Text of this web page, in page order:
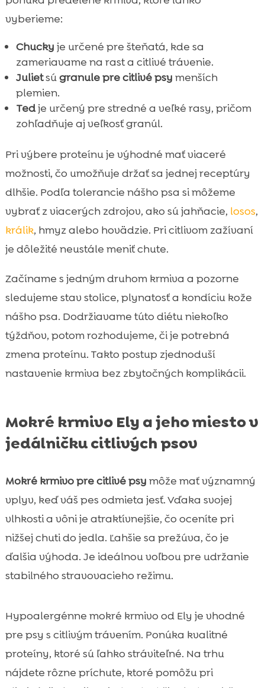
vyberieme:
Chucky je určené pre šteňatá, kde sa
zameriavame na rast a citlivé trávenie.
Julietsúgranule pre citlivé psy menších
plemien.
Tedje určený pre stredné a veľké rasy, pričom
zohľadňuje aj veľkosť granúl.
Pri výbere proteínu je výhodné mať viaceré
možnosti, čo umožňuje držať sa jednej receptúry
dlhšie. Podľa tolerancie nášho psa si môžeme
vybrať z viacerých zdrojov, ako sú jahňacie, losos,
králik, hmyz alebo hovädzie. Pri citlivom zažívaní
je dôležité neustále meniť chute.
Začíname s jedným druhom krmiva a pozorne
sledujeme stav stolice, plynatosť a kondíciu kože
nášho psa. Dodržiavame túto diétu niekoľko
týždňov, potom rozhodujeme, či je potrebná
zmena proteínu. Takto postup zjednoduší
nastavenie krmiva bez zbytočných komplikácii.
Mokré krmivo Ely a jeho miesto v
jedálničku citlivých psov
Mokré krmivo pre citlivé psy môže mať významný
vplyv, keď váš pes odmieta jesť. Vďaka svojej
vlhkosti a vôni je atraktívnejšie, čo oceníte pri
nižšej chuti do jedla. Ľahšie sa prežúva, čo je
ďalšia výhoda. Je ideálnou voľbou pre udržanie
stabilného stravovacieho režimu.
Hypoalergénne mokré krmivo od Ely je vhodné
pre psy s citlivým trávením. Ponúka kvalitné
proteíny, ktoré sú ľahko stráviteľné. Na trhu
nájdete rôzne príchute, ktoré pomôžu pri